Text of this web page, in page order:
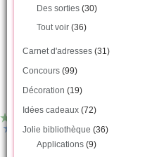
Des sorties (30)
Tout voir (36)
Carnet d'adresses (31)
Concours (99)
Décoration (19)
Idées cadeaux (72)
Jolie bibliothèque (36)
Applications (9)